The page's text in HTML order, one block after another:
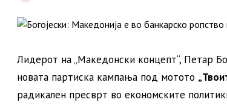
Лидерот на „Македонски концепт“, Петар
новата партиска кампања под мотото
радикален пресврт во економските